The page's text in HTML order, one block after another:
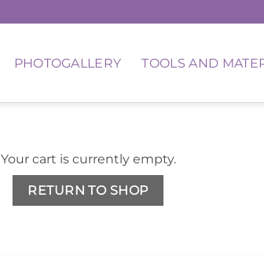
PHOTOGALLERY TOOLS AND
Your cart is currently empty.
RETURN TO SHOP